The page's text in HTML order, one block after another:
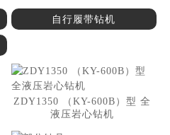
自行履带钻机
ZDY1350 （KY-600B）型 全
液压岩心钻机